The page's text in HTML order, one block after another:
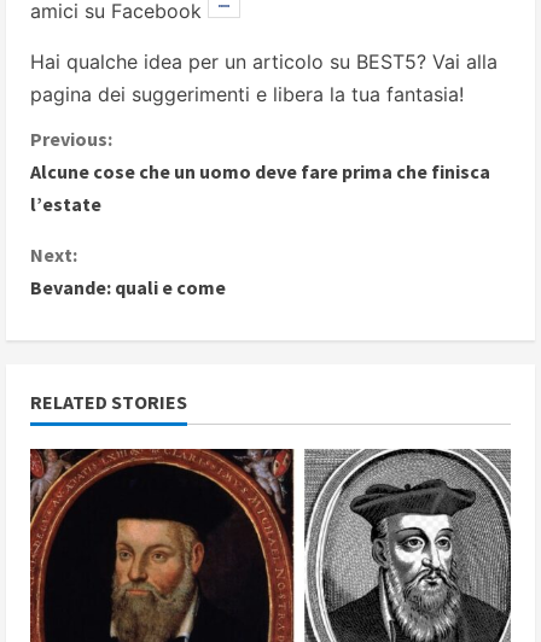
amici su Facebook
Hai qualche idea per un articolo su BEST5? Vai alla
pagina dei suggerimenti e libera la tua fantasia!
C
o
n
t
i
n
u
e
R
e
Previous:
Alcune cose che un uomo deve fare prima che finisca
l’estate
Next:
Bevande: quali e come
RELATED STORIES